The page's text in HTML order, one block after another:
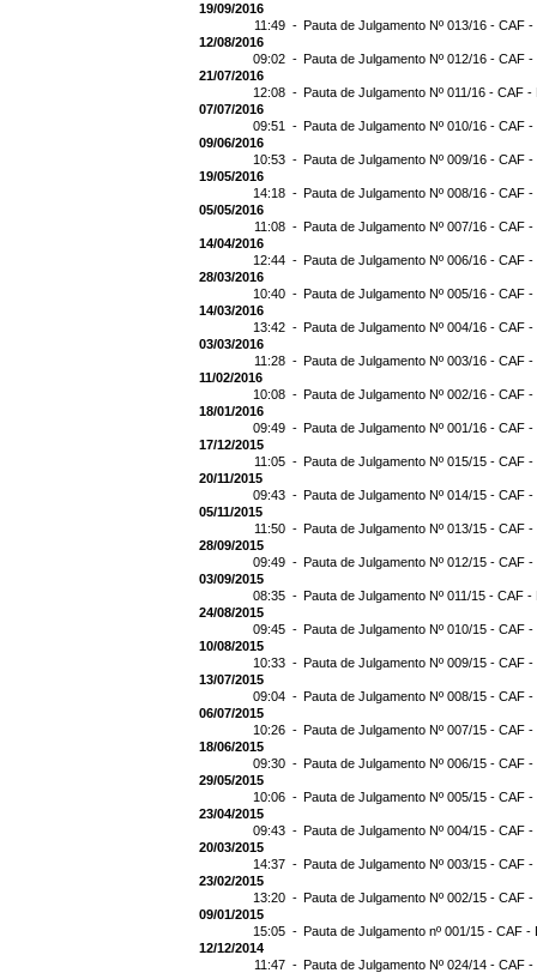
19/09/2016
11:49 - Pauta de Julgamento Nº 013/16 - CAF
12/08/2016
09:02 - Pauta de Julgamento Nº 012/16 - CAF
21/07/2016
12:08 - Pauta de Julgamento Nº 011/16 - CAF -
07/07/2016
09:51 - Pauta de Julgamento Nº 010/16 - CAF
09/06/2016
10:53 - Pauta de Julgamento Nº 009/16 - CAF
19/05/2016
14:18 - Pauta de Julgamento Nº 008/16 - CAF
05/05/2016
11:08 - Pauta de Julgamento Nº 007/16 - CAF -
14/04/2016
12:44 - Pauta de Julgamento Nº 006/16 - CAF
28/03/2016
10:40 - Pauta de Julgamento Nº 005/16 - CAF
14/03/2016
13:42 - Pauta de Julgamento Nº 004/16 - CAF
03/03/2016
11:28 - Pauta de Julgamento Nº 003/16 - CAF
11/02/2016
10:08 - Pauta de Julgamento Nº 002/16 - CAF
18/01/2016
09:49 - Pauta de Julgamento Nº 001/16 - CAF
17/12/2015
11:05 - Pauta de Julgamento Nº 015/15 - CAF
20/11/2015
09:43 - Pauta de Julgamento Nº 014/15 - CAF -
05/11/2015
11:50 - Pauta de Julgamento Nº 013/15 - CAF -
28/09/2015
09:49 - Pauta de Julgamento Nº 012/15 - CAF
03/09/2015
08:35 - Pauta de Julgamento Nº 011/15 - CAF -
24/08/2015
09:45 - Pauta de Julgamento Nº 010/15 - CAF
10/08/2015
10:33 - Pauta de Julgamento Nº 009/15 - CAF
13/07/2015
09:04 - Pauta de Julgamento Nº 008/15 - CAF
06/07/2015
10:26 - Pauta de Julgamento Nº 007/15 - CAF
18/06/2015
09:30 - Pauta de Julgamento Nº 006/15 - CAF
29/05/2015
10:06 - Pauta de Julgamento Nº 005/15 - CAF
23/04/2015
09:43 - Pauta de Julgamento Nº 004/15 - CAF
20/03/2015
14:37 - Pauta de Julgamento Nº 003/15 - CAF
23/02/2015
13:20 - Pauta de Julgamento Nº 002/15 - CAF
09/01/2015
15:05 - Pauta de Julgamento nº 001/15 - CAF -
12/12/2014
11:47 - Pauta de Julgamento Nº 024/14 - CAF